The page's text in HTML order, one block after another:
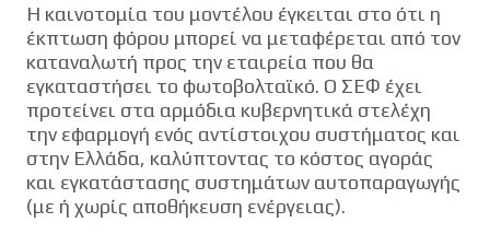
Η καινοτομία του μοντέλου έγκειται στο ότι η
έκπτωση φόρου μπορεί να μεταφέρεται από τον
καταναλωτή προς την εταιρεία που θα
εγκαταστήσει το φωτοβολταϊκό. Ο ΣΕΦ έχει
προτείνει στα αρμόδια κυβερνητικά στελέχη
την εφαρμογή ενός αντίστοιχου συστήματος και
στην Ελλάδα, καλύπτοντας το κόστος αγοράς
και εγκατάστασης συστημάτων αυτοπαραγωγής
(με ή χωρίς αποθήκευση ενέργειας).